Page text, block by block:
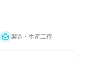
製造・生産工程